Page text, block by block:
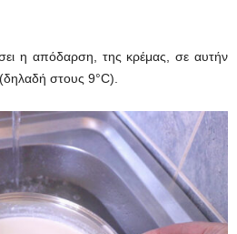
η απόδαρση, της κρέμας, σε αυτήν
στους 9°C).